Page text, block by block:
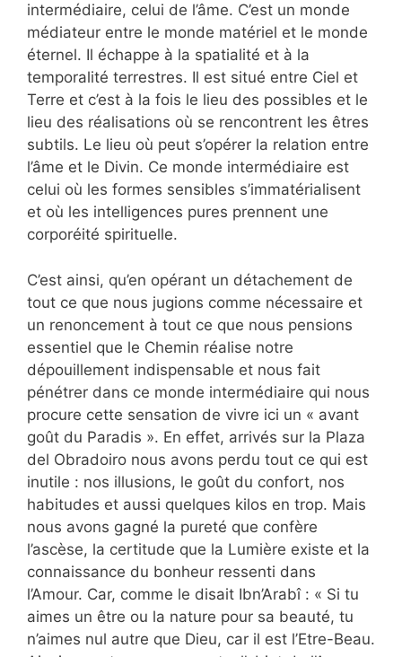
intermédiaire, celui de l’âme. C’est un monde
médiateur entre le monde matériel et le monde
éternel. Il échappe à la spatialité et à la
temporalité terrestres. Il est situé entre Ciel et
Terre et c’est à la fois le lieu des possibles et le
lieu des réalisations où se rencontrent les êtres
subtils. Le lieu où peut s’opérer la relation entre
l’âme et le Divin. Ce monde intermédiaire est
celui où les formes sensibles s’immatérialisent
et où les intelligences pures prennent une
corporéité spirituelle.
C’est ainsi, qu’en opérant un détachement de
tout ce que nous jugions comme nécessaire et
un renoncement à tout ce que nous pensions
essentiel que le Chemin réalise notre
dépouillement indispensable et nous fait
pénétrer dans ce monde intermédiaire qui nous
procure cette sensation de vivre ici un « avant
goût du Paradis ». En effet, arrivés sur la Plaza
del Obradoiro nous avons perdu tout ce qui est
inutile : nos illusions, le goût du confort, nos
habitudes et aussi quelques kilos en trop. Mais
nous avons gagné la pureté que confère
l’ascèse, la certitude que la Lumière existe et la
connaissance du bonheur ressenti dans
l’Amour. Car, comme le disait Ibn’Arabî : « Si tu
aimes un être ou la nature pour sa beauté, tu
n’aimes nul autre que Dieu, car il est l’Etre-Beau.